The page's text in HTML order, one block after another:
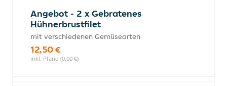
Angebot - 2 x Gebratenes
Hühnerbrustfilet
mit verschiedenen Gemüsearten
12,50 €
inkl. Pfand (0,00 €)